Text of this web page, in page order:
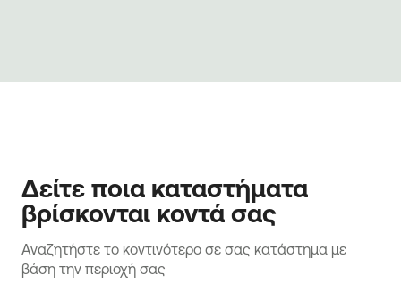
Δείτε ποια καταστήματα
βρίσκονται κοντά σας
Αναζητήστε το κοντινότερο σε σας κατάστημα με
βάση την περιοχή σας